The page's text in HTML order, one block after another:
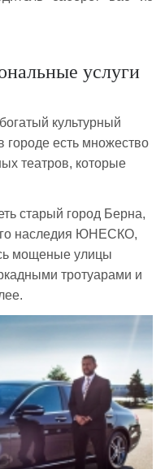
услуги
культурный
городе есть множество
театров, которые
старый город Берна,
наследия ЮНЕСКО,
мощеные улицы
тротуарами и